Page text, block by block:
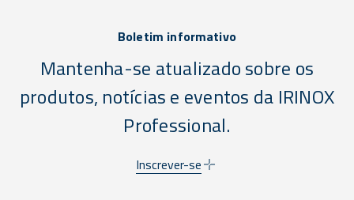
Boletim informativo
Mantenha-se atualizado sobre os
produtos, notícias e eventos da IRINOX
Professional.
Inscrever-se